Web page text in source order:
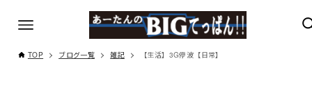
TOP ブログ一覧 雑記 【生活】3G停波【日常】